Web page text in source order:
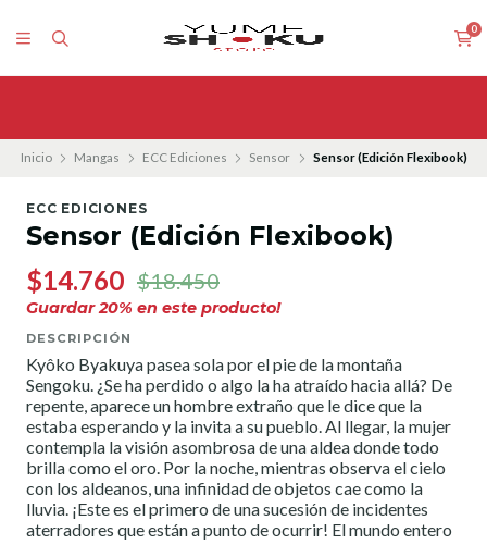
0
Inicio Mangas ECC Ediciones Sensor Sensor (Edición Flexibook)
ECC EDICIONES
Sensor (Edición Flexibook)
$14.760 $18.450
Guardar20% en este producto!
DESCRIPCIÓN
Kyôko Byakuya pasea sola por el pie de la montaña
Sengoku. ¿Se ha perdido o algo la ha atraído hacia allá? De
repente, aparece un hombre extraño que le dice que la
estaba esperando y la invita a su pueblo. Al llegar, la mujer
contempla la visión asombrosa de una aldea donde todo
brilla como el oro. Por la noche, mientras observa el cielo
con los aldeanos, una infinidad de objetos cae como la
lluvia. ¡Este es el primero de una sucesión de incidentes
aterradores que están a punto de ocurrir! El mundo entero